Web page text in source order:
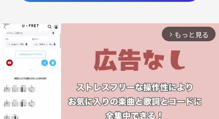
arrow_forward_ios もっと見る